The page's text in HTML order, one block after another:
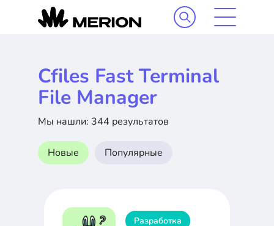
Cfiles Fast Terminal
File Manager
Мы нашли: 344 результатов
Новые Популярные
Разработка